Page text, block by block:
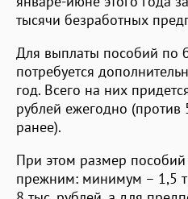
тысячи безработных
Для выплаты пособий по
потребуется
год. Всего на них
рублей ежегодно
ранее).
При этом размер пособий
прежним: минимум – 1,5